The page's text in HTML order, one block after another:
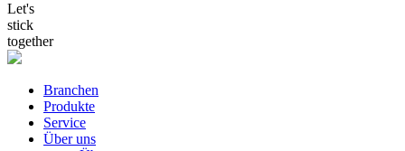
Let's
stick
together
Branchen
Produkte
Service
Über uns